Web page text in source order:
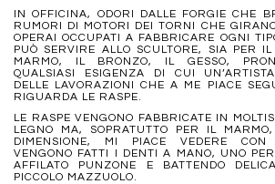
IN OFFICINA, ODORI DALLE FORGIE CHE
RUMORI DI MOTORI DEI TORNI CHE
OPERAI OCCUPATI A FABBRICARE OGNI
PUÒ SERVIRE ALLO SCULTORE, SIA PER
MARMO, IL BRONZO, IL GESSO,
QUALSIASI ESIGENZA DI CUI
DELLE LAVORAZIONI CHE A ME PIACE
RIGUARDA LE RASPE.
LE RASPE VENGONO FABBRICATE IN
LEGNO MA, SOPRATUTTO PER IL
DIMENSIONE, MI PIACE VEDERE CON
VENGONO FATTI I DENTI A MANO, UNO
AFFILATO PUNZONE E BATTENDO
PICCOLO MAZZUOLO.